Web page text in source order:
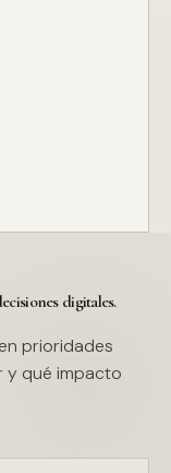
digitales.
prioridades
y qué impacto